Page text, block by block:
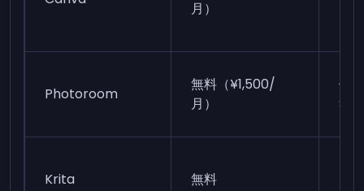
月）
Photoroom
無料（¥1,500/
月）
使
Krita 無料